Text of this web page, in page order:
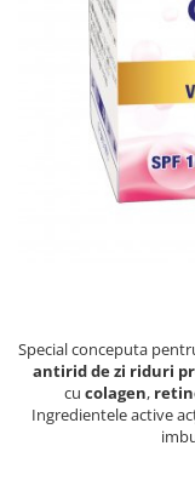
Balsam de par
Ceara de par si gel
Accesorii par
Cosmetice
Sampon de par
Tratamente si
Vopsea de par si
Geluri de dus
Deodorante si
Lotiuni si creme de
Special conceputa
antirid de zi riduri
cu colagen,
Ingredientele active